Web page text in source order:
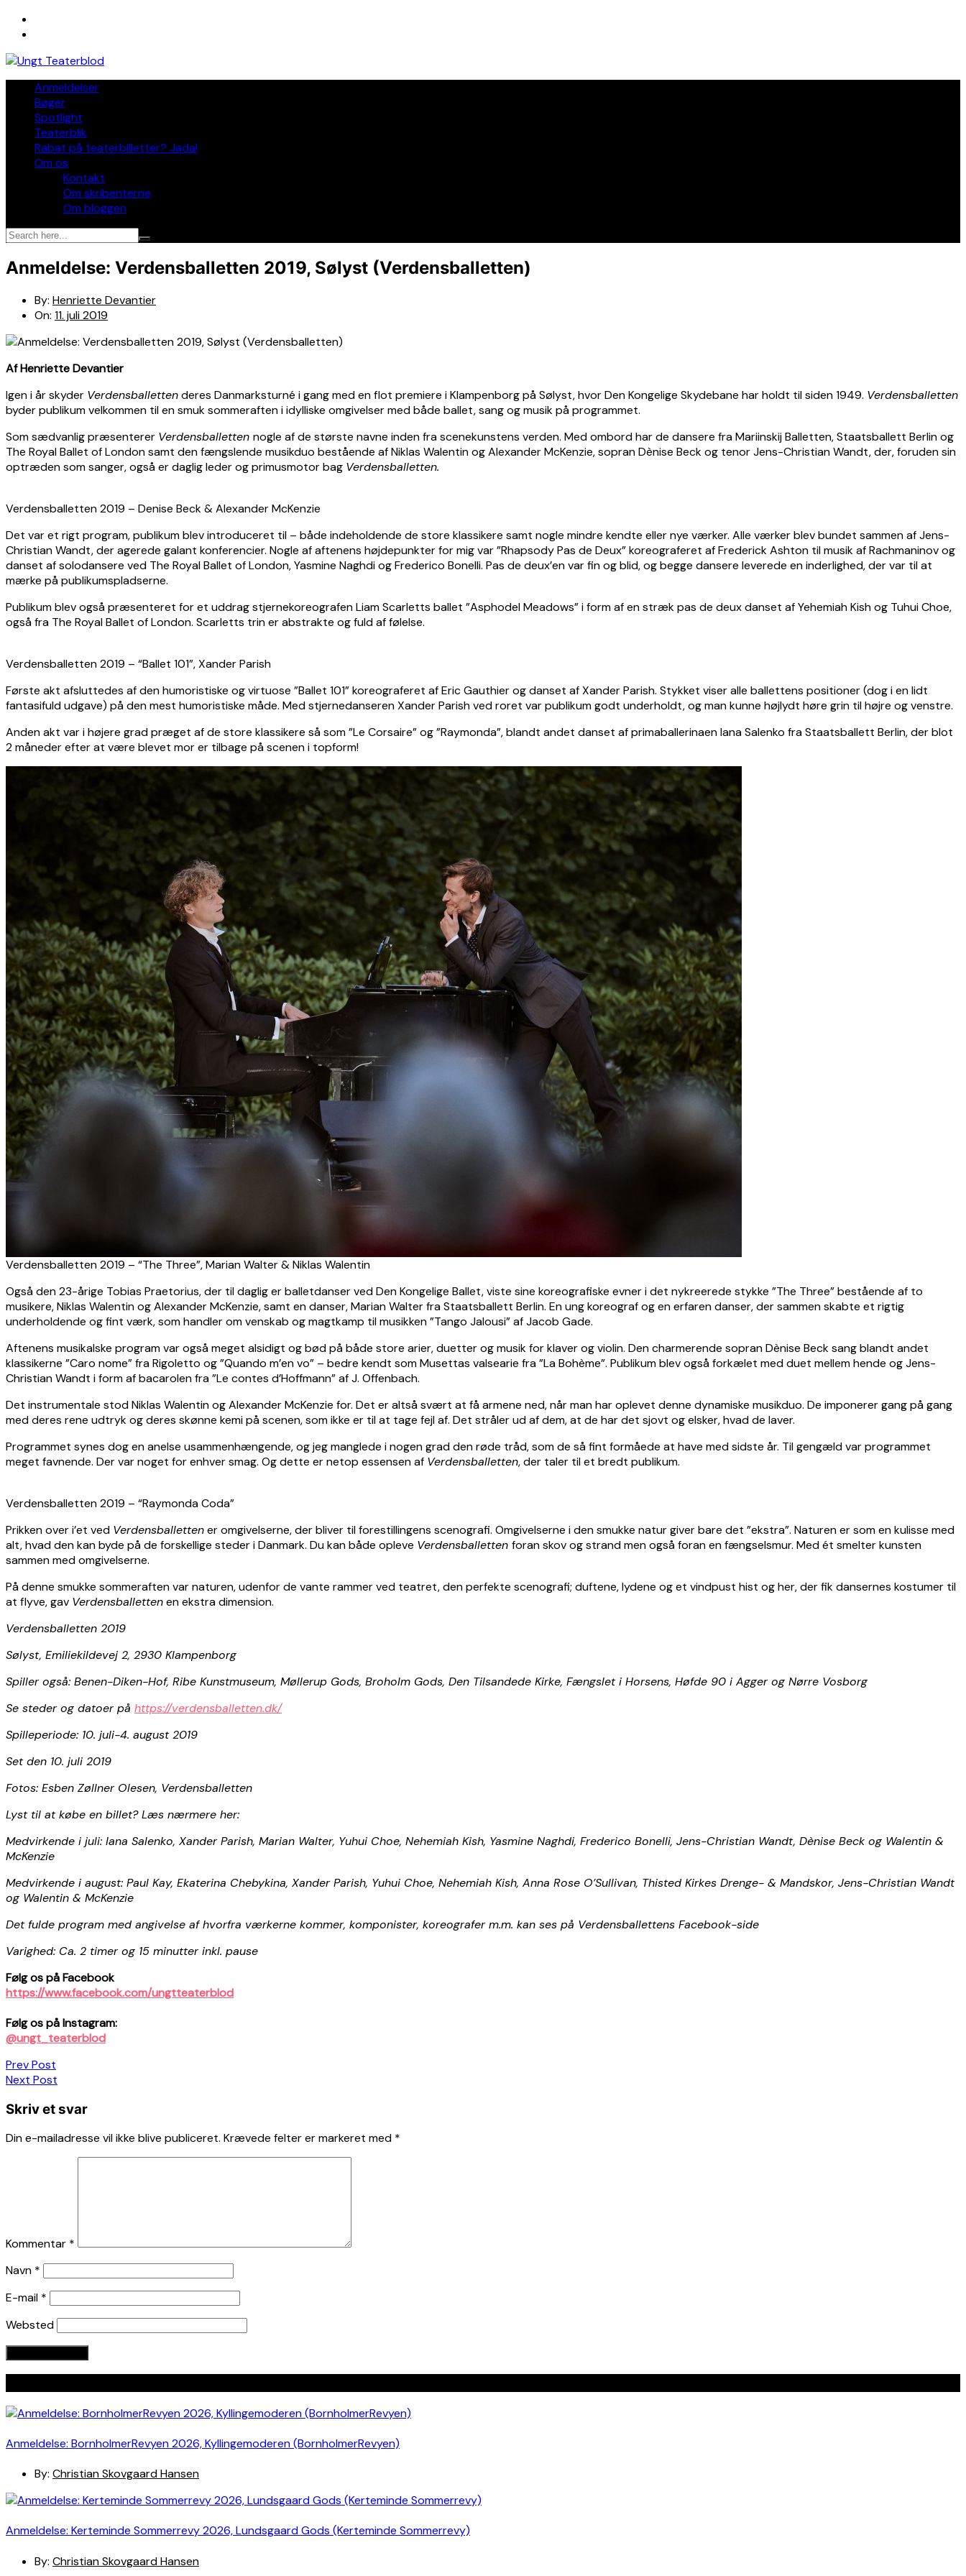
Skip
Anmeldelser
Bøger
Spotlight
Teaterblik
Rabat på teaterbilletter? Jada!
Om os
Kontakt
Om skribenterne
Om bloggen
Anmeldelse: Verdensballetten 2019, Sølyst (Verdensballetten)
By: Henriette Devantier
On: 11. juli 2019
Af Henriette Devantier
Igen i år skyder Verdensballettenderes Danmarksturné i gang med en flot premiere i Klampenborg på Sølyst, hvor Den Kongelige Skydebane har holdt til siden 1949. Verdensballetten
byder publikum velkommen til en smuk sommeraften i idylliske omgivelser med både ballet, sang og musik på programmet.
Som sædvanlig præsenterer Verdensballetten nogle af de største navne inden fra scenekunstens verden. Med ombord har de dansere fra Mariinskij Balletten, Staatsballett Berlin og
The Royal Ballet of London samt den fængslende musikduo bestående af Niklas Walentin og Alexander McKenzie, sopran Dènise Beck og tenor Jens-Christian Wandt, der, foruden sin
optræden som sanger, også er daglig leder og primusmotor bag Verdensballetten.
Verdensballetten 2019 – Denise Beck & Alexander McKenzie
Det var et rigt program, publikum blev introduceret til – både indeholdende de store klassikere samt nogle mindre kendte eller nye værker. Alle værker blev bundet sammen af Jens-
Christian Wandt, der agerede galant konferencier. Nogle af aftenens højdepunkter for mig var ”Rhapsody Pas de Deux” koreograferet af Frederick Ashton til musik af Rachmaninov og
danset af solodansere ved The Royal Ballet of London, Yasmine Naghdi og Frederico Bonelli. Pas de deux’en var fin og blid, og begge dansere leverede en inderlighed, der var til at
mærke på publikumspladserne.
Publikum blev også præsenteret for et uddrag stjernekoreografen Liam Scarletts ballet ”Asphodel Meadows” i form af en stræk pas de deux danset af Yehemiah Kish og Tuhui Choe,
også fra The Royal Ballet of London. Scarletts trin er abstrakte og fuld af følelse.
Verdensballetten 2019 – “Ballet 101”, Xander Parish
Første akt afsluttedes af den humoristiske og virtuose ”Ballet 101” koreograferet af Eric Gauthier og danset af Xander Parish. Stykket viser alle ballettens positioner (dog i en lidt
fantasifuld udgave) på den mest humoristiske måde. Med stjernedanseren Xander Parish ved roret var publikum godt underholdt, og man kunne højlydt høre grin til højre og venstre.
Anden akt var i højere grad præget af de store klassikere så som ”Le Corsaire” og ”Raymonda”, blandt andet danset af primaballerinaen Iana Salenko fra Staatsballett Berlin, der blot
2 måneder efter at være blevet mor er tilbage på scenen i topform!
Verdensballetten 2019 – “The Three”, Marian Walter & Niklas Walentin
Også den 23-årige Tobias Praetorius, der til daglig er balletdanser ved Den Kongelige Ballet, viste sine koreografiske evner i det nykreerede stykke ”The Three” bestående af to
musikere, Niklas Walentin og Alexander McKenzie, samt en danser, Marian Walter fra Staatsballett Berlin. En ung koreograf og en erfaren danser, der sammen skabte et rigtig
underholdende og fint værk, som handler om venskab og magtkamp til musikken ”Tango Jalousi” af Jacob Gade.
Aftenens musikalske program var også meget alsidigt og bød på både store arier, duetter og musik for klaver og violin. Den charmerende sopran Dènise Beck sang blandt andet
klassikerne ”Caro nome” fra Rigoletto og ”Quando m’en vo” – bedre kendt som Musettas valsearie fra ”La Bohème”. Publikum blev også forkælet med duet mellem hende og Jens-
Christian Wandt i form af bacarolen fra ”Le contes d’Hoffmann” af J. Offenbach.
Det instrumentale stod Niklas Walentin og Alexander McKenzie for. Det er altså svært at få armene ned, når man har oplevet denne dynamiske musikduo. De imponerer gang på gang
med deres rene udtryk og deres skønne kemi på scenen, som ikke er til at tage fejl af. Det stråler ud af dem, at de har det sjovt og elsker, hvad de laver.
Programmet synes dog en anelse usammenhængende, og jeg manglede i nogen grad den røde tråd, som de så fint formåede at have med sidste år. Til gengæld var programmet
meget favnende. Der var noget for enhver smag. Og dette er netop essensen af Verdensballetten, der taler til et bredt publikum.
Verdensballetten 2019 – “Raymonda Coda”
Prikken over i’et ved Verdensballettener omgivelserne, der bliver til forestillingens scenografi. Omgivelserne i den smukke natur giver bare det ”ekstra”. Naturen er som en kulisse med
alt, hvad den kan byde på de forskellige steder i Danmark. Du kan både opleve Verdensballetten foran skov og strand men også foran en fængselsmur. Med ét smelter kunsten
sammen med omgivelserne.
På denne smukke sommeraften var naturen, udenfor de vante rammer ved teatret, den perfekte scenografi; duftene, lydene og et vindpust hist og her, der fik dansernes kostumer til
at flyve, gav Verdensballettenen ekstra dimension.
Verdensballetten 2019
Sølyst, Emiliekildevej 2, 2930 Klampenborg
Spiller også: Benen-Diken-Hof, Ribe Kunstmuseum, Møllerup Gods, Broholm Gods, Den Tilsandede Kirke, Fængslet i Horsens, Høfde 90 i Agger og Nørre Vosborg
Se steder og datoer på https://verdensballetten.dk/
Spilleperiode: 10. juli-4. august 2019
Set den 10. juli 2019
Fotos: Esben Zøllner Olesen, Verdensballetten
Lyst til at købe en billet? Læs nærmere her:
Medvirkende i juli: Iana Salenko, Xander Parish, Marian Walter, Yuhui Choe, Nehemiah Kish, Yasmine Naghdi, Frederico Bonelli, Jens-Christian Wandt, Dènise Beck og Walentin &
McKenzie
Medvirkende i august: Paul Kay, Ekaterina Chebykina, Xander Parish, Yuhui Choe, Nehemiah Kish, Anna Rose O’Sullivan, Thisted Kirkes Drenge- & Mandskor, Jens-Christian Wandt
og Walentin & McKenzie
Det fulde program med angivelse af hvorfra værkerne kommer, komponister, koreografer m.m. kan ses på Verdensballettens Facebook-side
Varighed: Ca. 2 timer og 15 minutter inkl. pause
Følg os på Facebook
https://www.facebook.com/ungtteaterblod
Følg os på Instagram:
@ungt_teaterblod
Indlægsnavigation
Prev Post
Next Post
Skriv et svar
Din e-mailadresse vil ikke blive publiceret. Krævede felter er markeret med *
Kommentar *
Navn *
E-mail *
Websted
Anmeldelse: BornholmerRevyen 2026, Kyllingemoderen (BornholmerRevyen)
By: Christian Skovgaard Hansen
Anmeldelse: Kerteminde Sommerrevy 2026, Lundsgaard Gods (Kerteminde Sommerrevy)
By: Christian Skovgaard Hansen